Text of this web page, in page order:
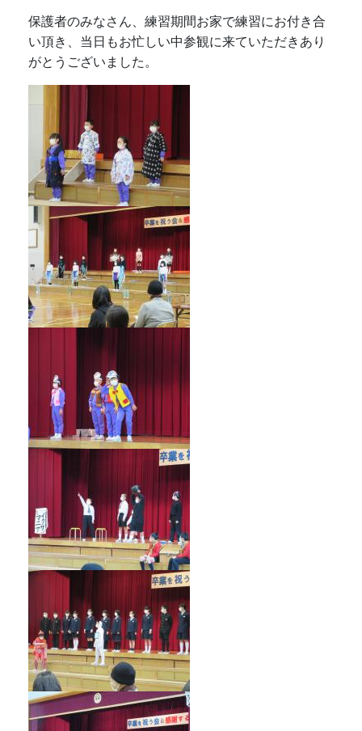
保護者のみなさん、練習期間お家で練習にお付き合
い頂き、当日もお忙しい中参観に来ていただきあり
がとうございました。